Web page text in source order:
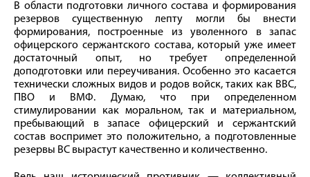
В области подготовки личного состава и формирования
резервов существенную лепту могли бы внести
формирования, построенные из уволенного в запас
офицерского сержантского состава, который уже имеет
достаточный опыт, но требует определенной
доподготовки или переучивания. Особенно это касается
технически сложных видов и родов войск, таких как ВВС,
ПВО и ВМФ. Думаю, что при определенном
стимулировании как моральном, так и материальном,
пребывающий в запасе офицерский и сержантский
состав воспримет это положительно, а подготовленные
резервы ВС вырастут качественно и количественно.